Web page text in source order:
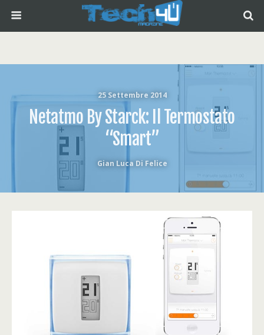
25 Settembre 2014
Netatmo By Starck: Il Termostato
“smart”
Gian Luca Di Felice